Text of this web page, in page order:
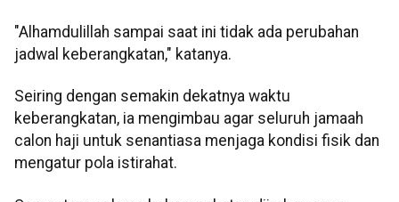
"Alhamdulillah sampai saat ini tidak ada perubahan
jadwal keberangkatan," katanya.
Seiring dengan semakin dekatnya waktu
keberangkatan, ia mengimbau agar seluruh jamaah
calon haji untuk senantiasa menjaga kondisi fisik dan
mengatur pola istirahat.